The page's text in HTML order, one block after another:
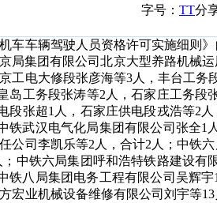
分
字号： TT
车辆驾驶人员资格许可实施细则》
局集团有限公司北京大型养路机械
工电大修段张彦海等3人，丰台工务
工务段张涛等2人，石家庄工务段
张超1人，石家庄供电段戎浩等2
铁武汉电气化局集团有限公司张全1
公司李凯乐等2人，合计2人；中铁
中铁六局集团呼和浩特铁路建设有
八局集团电务工程有限公司吴辉宇
宏业机械设备维修有限公司刘宇等